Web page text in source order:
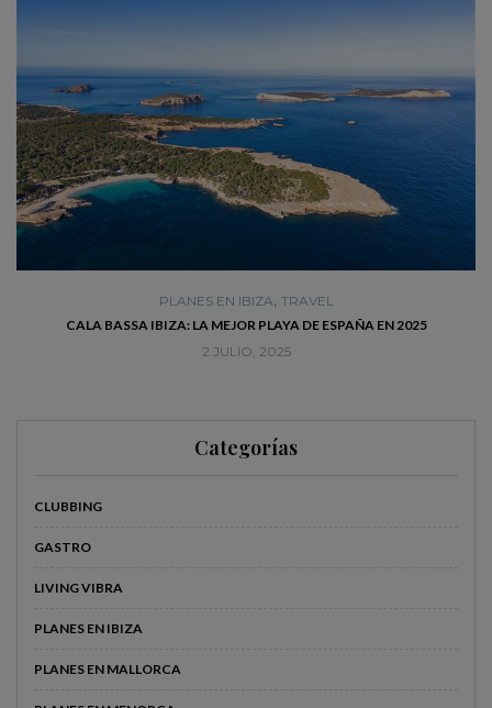
PLANES EN IBIZA, TRAVEL
CALA BASSA IBIZA: LA MEJOR PLAYA DE ESPAÑA EN 2025
2 JULIO, 2025
Categorías
CLUBBING
GASTRO
LIVING VIBRA
PLANES EN IBIZA
PLANES EN MALLORCA